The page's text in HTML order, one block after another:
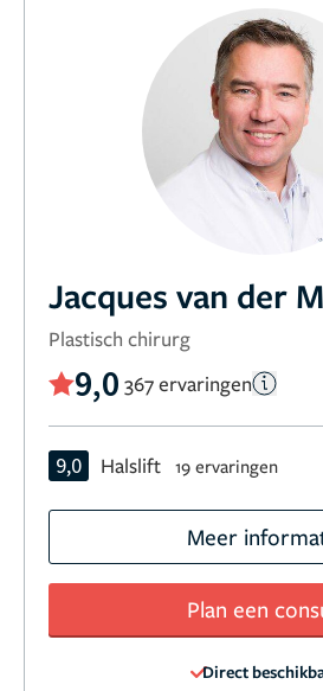
Jacques van der
Plastisch chirurg
9,0 367 ervaringen
9,0 Halslift 19 ervaringen
Meer
Plan een
Direct